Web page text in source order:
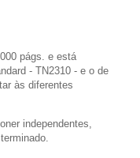
págs. e está
- TN2310 - e o de
às diferentes
independentes,